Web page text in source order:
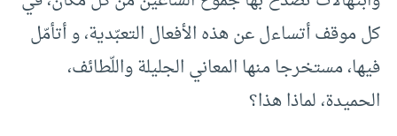
كل موقف أتساءل عن هذه الأفعال التعبّدية، و أتأمّل
فيها، مستخرجا منها المعاني الجليلة واللّطائف،
الحميدة، لماذا هذا؟